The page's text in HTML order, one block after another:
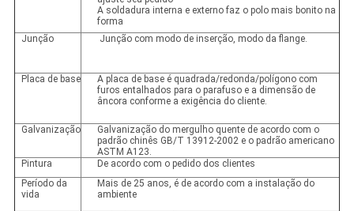
A soldadura interna e externo faz o polo mais bonito na
forma
Junção
Junção com modo de inserção, modo da flange.
Placa de base
A placa de base é quadrada/redonda/polígono com
furos entalhados para o parafuso e a dimensão de
âncora conforme a exigência do cliente.
Galvanização
Galvanização do mergulho quente de acordo com o
padrão chinês GB/T 13912-2002 e o padrão americano
ASTM A123.
Pintura
De acordo com o pedido dos clientes
Período da
vida
Mais de 25 anos, é de acordo com a instalação do
ambiente